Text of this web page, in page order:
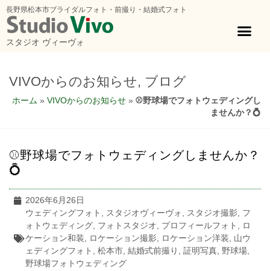
長野県松本市ブライダルフォト・前撮り・結婚式フォト
スタジオ ヴィーヴォ
VIVOからのお知らせ, ブログ
ホーム » VIVOからのお知らせ » ⚾野球場でフォトウェディングし
ませんか？💍
⚾野球場でフォトウェディングしませんか？
💍
2026年6月26日
ウェディングフォト
スタジオヴィーヴォ スタジオ撮影 フ
ォトウェディング フォトスタジオ プロフィールフォト
ロ
ケーション和装
ロケーション撮影 ロケーション洋装
山ウ
ェディングフォト
松本市 結婚式前撮り 証明写真 野球場
野球場フォトウェディング